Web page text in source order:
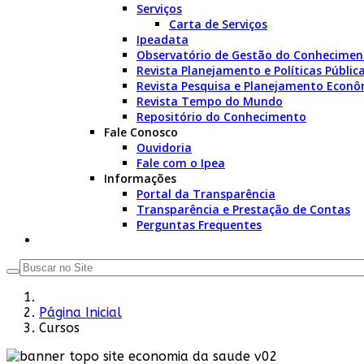
Serviços
Carta de Serviços
Ipeadata
Observatório de Gestão do
Revista Planejamento e Políticas
Revista Pesquisa e Planejamento
Revista Tempo do Mundo
Repositório do Conhecimento
Fale Conosco
Ouvidoria
Fale com o Ipea
Informações
Portal da Transparência
Transparência e Prestação de Contas
Perguntas Frequentes
Página Inicial
Cursos